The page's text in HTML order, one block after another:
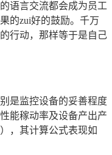
语言交流都会成为员工
的zui好的鼓励。千万
行动，那样等于是自己
是监控设备的妥善程度
能稼动率及设备产出产
，其计算公式表现如